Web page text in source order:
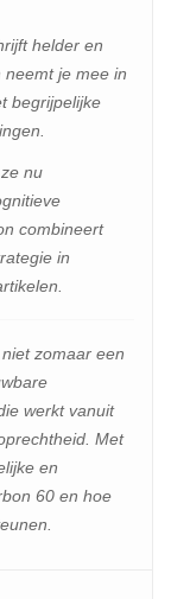
helder en
je mee in
begrijpelijke
nu
combineert
in
zomaar een
werkt vanuit
Met
en
60 en hoe